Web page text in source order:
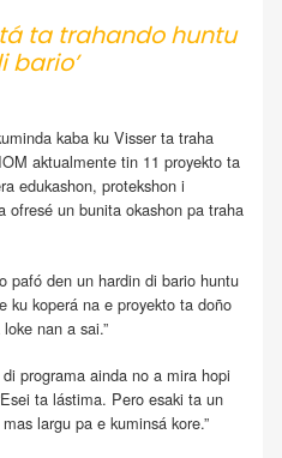
ta trahando huntu
bario’
kaba ku Visser ta traha
aktualmente tin 11 proyekto ta
edukashon, protekshon i
un bunita okashon pa traha
pafó den un hardin di bario huntu
ku koperá na e proyekto ta doño
nan a sai.”
programa ainda no a mira hopi
ta lástima. Pero esaki ta un
largu pa e kuminsá kore.”